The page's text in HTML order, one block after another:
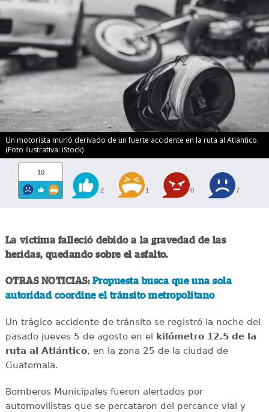
Un motorista murió derivado de un fuerte accidente en la ruta al Atlántico.
(Foto ilustrativa: iStock)
10
2 1 0 7
La víctima falleció debido a la gravedad de las
heridas, quedando sobre el asfalto.
OTRAS NOTICIAS: Propuesta busca que una sola
autoridad coordine el tránsito metropolitano
Un trágico accidente de tránsito se registró la noche del
pasado jueves 5 de agosto en el kilómetro 12.5 de la
ruta al Atlántico, en la zona 25 de la ciudad de
Guatemala.
Bomberos Municipales fueron alertados por
automovilistas que se percataron del percance vial y